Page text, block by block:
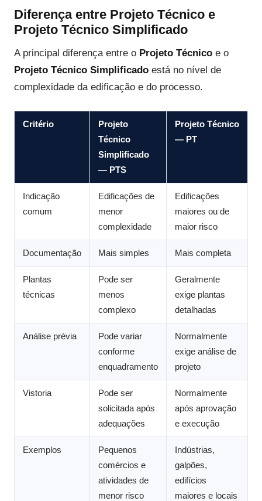
Diferença entre Projeto Técnico e
Projeto Técnico Simplificado
A principal diferença entre o Projeto Técnico e o
Projeto Técnico Simplificado está no nível de
complexidade da edificação e do processo.
Critério
Projeto
Técnico
Simplificado
— PTS
Projeto Técnico
— PT
Indicação
comum
Edificações de
menor
complexidade
Edificações
maiores ou de
maior risco
Documentação Mais simples Mais completa
Plantas
técnicas
Pode ser
menos
complexo
Geralmente
exige plantas
detalhadas
Análise prévia
Pode variar
conforme
enquadramento
Normalmente
exige análise de
projeto
Vistoria
Pode ser
solicitada após
adequações
Normalmente
após aprovação
e execução
Exemplos
Pequenos
comércios e
atividades de
menor risco
Indústrias,
galpões,
edifícios
maiores e locais